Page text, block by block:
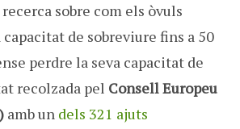
sobre com els òvuls
de sobreviure fins a 50
perdre la seva capacitat de
recolzada pel Consell Europeu
amb un dels 321 ajuts